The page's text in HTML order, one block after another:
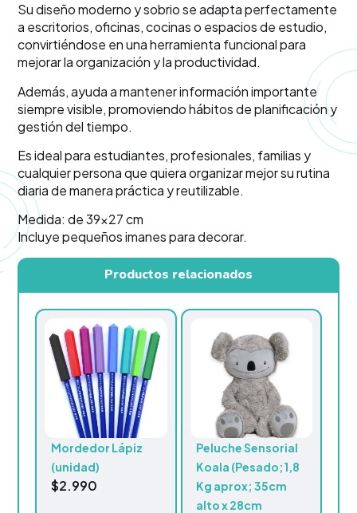
Su diseño moderno y sobrio se adapta perfectamente
a escritorios, oficinas, cocinas o espacios de estudio,
convirtiéndose en una herramienta funcional para
mejorar la organización y la productividad.
Además, ayuda a mantener información importante
siempre visible, promoviendo hábitos de planificación y
gestión del tiempo.
Es ideal para estudiantes, profesionales, familias y
cualquier persona que quiera organizar mejor su rutina
diaria de manera práctica y reutilizable.
Medida: de 39×27 cm
Incluye pequeños imanes para decorar.
Productos relacionados
Mordedor Lápiz
(unidad)
$2.990
Peluche Sensorial
Koala (Pesado;1,8
Kg aprox; 35cm
alto x 28cm